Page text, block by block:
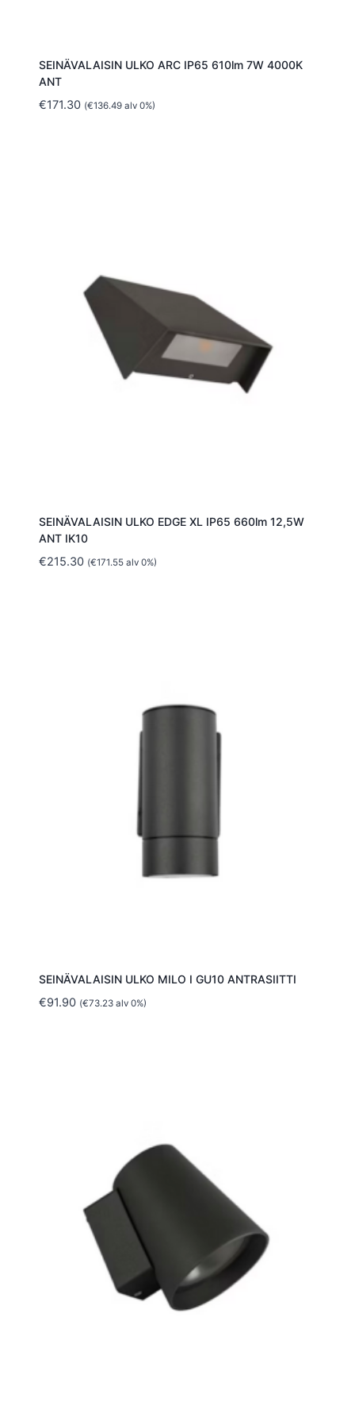
SEINÄVALAISIN ULKO ARC IP65 610lm 7W 4000K
ANT
€171.30 (€136.49alv 0%)
SEINÄVALAISIN ULKO EDGE XL IP65 660lm 12,5W
ANT IK10
€215.30 (€171.55alv 0%)
SEINÄVALAISIN ULKO MILO I GU10 ANTRASIITTI
€91.90 (€73.23alv 0%)